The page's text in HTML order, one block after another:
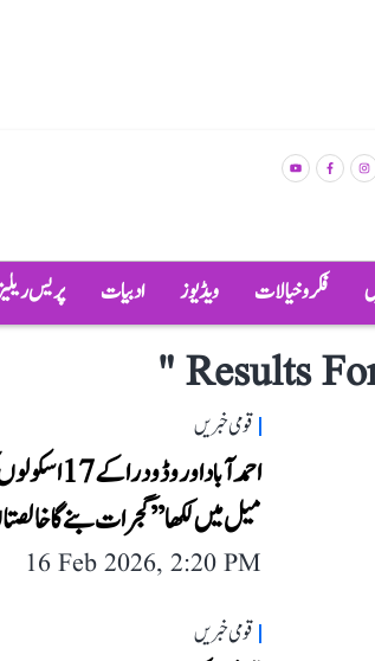
فکر و خیالات ویڈیوز ادبیات پریس
Results
"
قومی خبریں
احمد آباد
میل میں لکھا ’’گجرات بنے گا
16 Feb 2026, 2:20 PM
قومی خبریں